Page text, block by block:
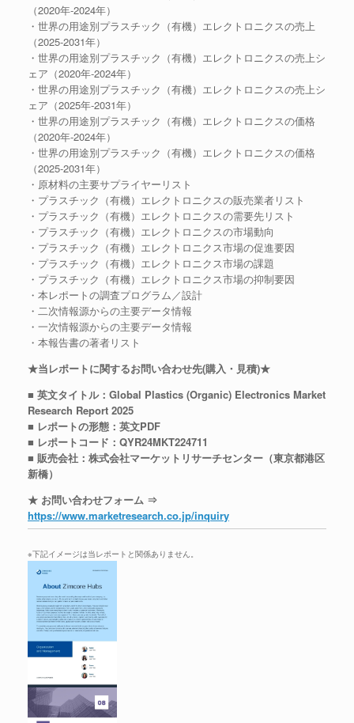
（2020年-2024年）
・世界の用途別プラスチック（有機）エレクトロニクスの売上
（2025-2031年）
・世界の用途別プラスチック（有機）エレクトロニクスの売上シ
ェア（2020年-2024年）
・世界の用途別プラスチック（有機）エレクトロニクスの売上シ
ェア（2025年-2031年）
・世界の用途別プラスチック（有機）エレクトロニクスの価格
（2020年-2024年）
・世界の用途別プラスチック（有機）エレクトロニクスの価格
（2025-2031年）
・原材料の主要サプライヤーリスト
・プラスチック（有機）エレクトロニクスの販売業者リスト
・プラスチック（有機）エレクトロニクスの需要先リスト
・プラスチック（有機）エレクトロニクスの市場動向
・プラスチック（有機）エレクトロニクス市場の促進要因
・プラスチック（有機）エレクトロニクス市場の課題
・プラスチック（有機）エレクトロニクス市場の抑制要因
・本レポートの調査プログラム／設計
・二次情報源からの主要データ情報
・一次情報源からの主要データ情報
・本報告書の著者リスト
★当レポートに関するお問い合わせ先(購入・見積)★
■ 英文タイトル：Global Plastics (Organic) Electronics Market
Research Report 2025
■ レポートの形態：英文PDF
■ レポートコード：QYR24MKT224711
■ 販売会社：株式会社マーケットリサーチセンター（東京都港区
新橋）
★ お問い合わせフォーム ⇒
https://www.marketresearch.co.jp/inquiry
※下記イメージは当レポートと関係ありません。